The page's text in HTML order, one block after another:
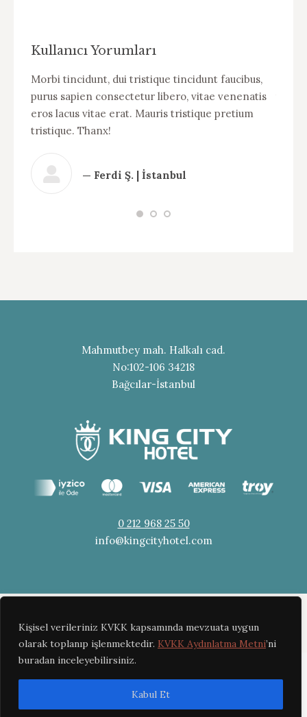
Kişisel verileriniz KVKK kapsamında mevzuata uygun
olarak toplanıp işlenmektedir. KVKK Aydınlatma Metni’ni
buradan inceleyebilirsiniz.
Kabul Et
Kullanıcı Yorumları
Morbi tincidunt, dui tristique tincidunt faucibus,
purus sapien consectetur libero, vitae venenatis
eros lacus vitae erat. Mauris tristique pretium
tristique. Thanx!
— Ferdi Ş. | İstanbul
Mahmutbey mah. Halkalı cad.
No:102-106 34218
Bağcılar-İstanbul
0 212 968 25 50
info@kingcityhotel.com
Bottom menu